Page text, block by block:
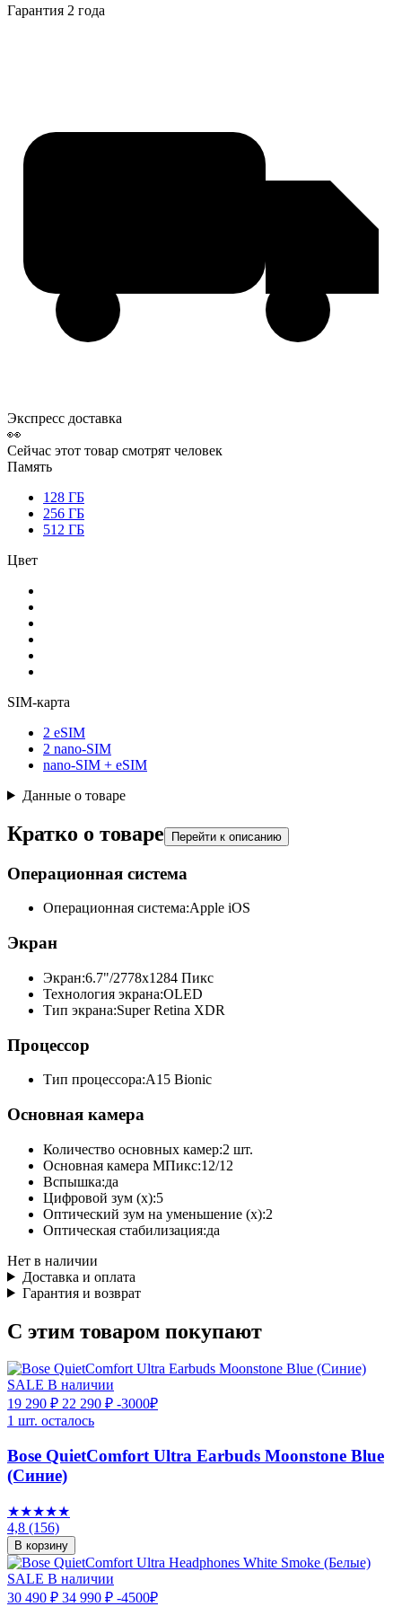
Гарантия 2 года
Экспресс доставка
👀
Сейчас этот товар смотрят человек
Память
128 ГБ
256 ГБ
512 ГБ
Цвет
SIM-карта
2 eSIM
2 nano-SIM
nano-SIM + eSIM
Данные о товаре
Кратко о товаре Перейти к описанию
Операционная система
Операционная система:Apple iOS
Экран
Экран:6.7"/2778x1284 Пикс
Технология экрана:OLED
Тип экрана:Super Retina XDR
Процессор
Тип процессора:A15 Bionic
Основная камера
Количество основных камер:2 шт.
Основная камера МПикс:12/12
Вспышка:да
Цифровой зум (x):5
Оптический зум на уменьшение (x):2
Оптическая стабилизация:да
Нет в наличии
Доставка и оплата
Гарантия и возврат
С этим товаром покупают
SALE В наличии
19 290 ₽ 22 290 ₽ -3000₽
1 шт. осталось
Bose QuietComfort Ultra Earbuds Moonstone Blue
(Синие)
★★★★★
4,8 (156)
В корзину
SALE В наличии
30 490 ₽ 34 990 ₽ -4500₽